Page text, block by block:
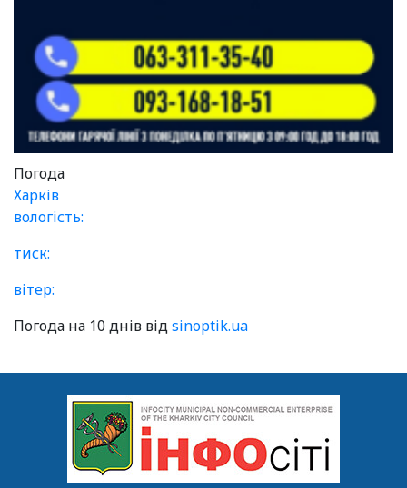
Погода
Харків
вологість:
тиск:
вітер:
Погода на 10 днів відsinoptik.ua